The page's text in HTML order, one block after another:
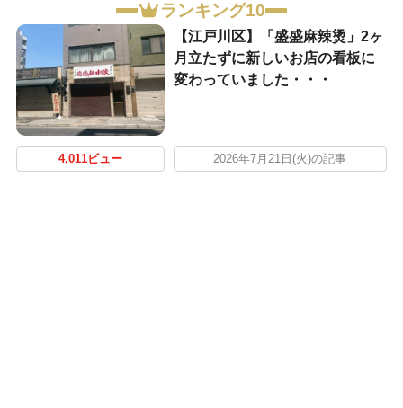
ランキング10
【江戸川区】「盛盛麻辣烫」2ヶ
月立たずに新しいお店の看板に
変わっていました・・・
4,011ビュー 2026年7月21日(火)の記事